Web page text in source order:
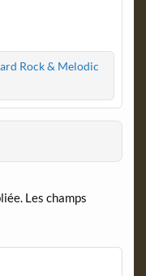
Rock & Melodic
Les champs